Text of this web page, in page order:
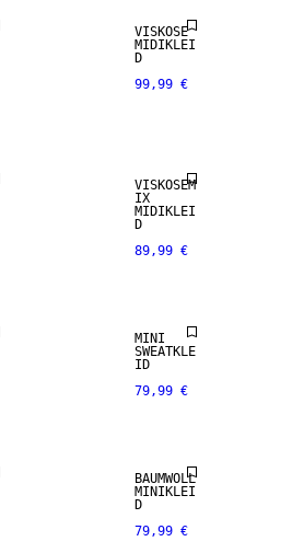
VISKOSE
MIDIKLEI
D
99,99 €
VISKOSEM
IX
MIDIKLEI
D
89,99 €
MINI
SWEATKLE
ID
79,99 €
BAUMWOLL
MINIKLEI
D
79,99 €